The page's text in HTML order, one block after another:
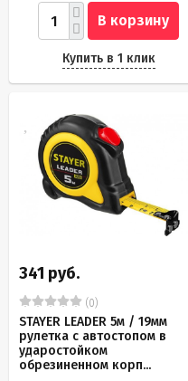
В корзину
Купить в 1 клик
341 руб.
(0)
STAYER LEADER 5м / 19мм
рулетка с автостопом в
ударостойком
обрезиненном корп...